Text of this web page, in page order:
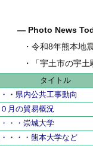
― Photo News
・令和8年熊本地
・
「宇土市の宇土駅前
タイトル
・県内公共工事動向
月の貿易概況
・・崇城大学
・・・熊本大学など